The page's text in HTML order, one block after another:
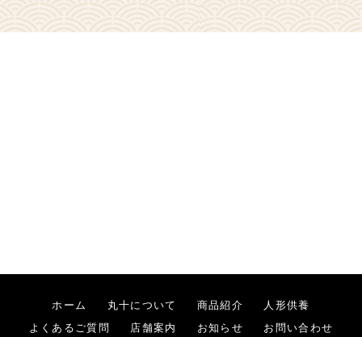
ホーム 丸十について 商品紹介
人形供養
よくあるご質問
店舗案内 お知らせ お問い合わせ